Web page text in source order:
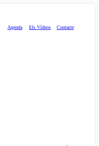
Agenda Els Vídeos Contacte